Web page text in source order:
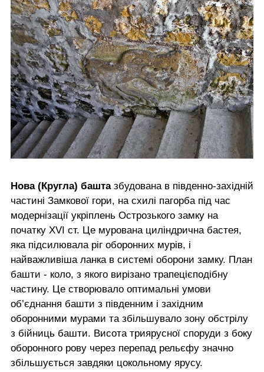
Нова (Кругла) башта збудована в південно-західній
частині Замкової гори, на схилі пагорба під час
модернізації укріплень Острозького замку на
початку XVI ст. Це мурована циліндрична бастея,
яка підсилювала ріг оборонних мурів, і
найважливіша ланка в системі оборони замку. План
башти - коло, з якого вирізано трапецієподібну
частину. Це створювало оптимальні умови
об’єднання башти з південним і західним
оборонними мурами та збільшувало зону обстрілу
з бійниць башти. Висота триярусної споруди з боку
оборонного рову через перепад рельєфу значно
збільшується завдяки цокольному ярусу.